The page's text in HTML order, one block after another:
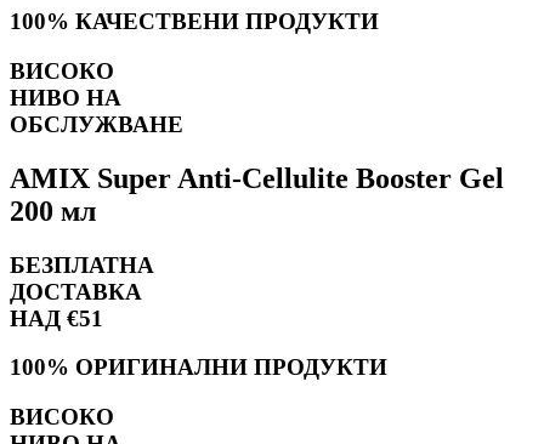
100% КАЧЕСТВЕНИ ПРОДУКТИ
ВИСОКО
НИВО НА
ОБСЛУЖВАНЕ
AMIX Super Anti-Cellulite Booster Gel
200 мл
БЕЗПЛАТНА
ДОСТАВКА
НАД €51
100% ОРИГИНАЛНИ ПРОДУКТИ
ВИСОКО